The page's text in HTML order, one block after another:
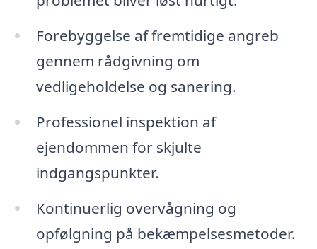
Forebyggelse af fremtidige angreb
gennem rådgivning om
vedligeholdelse og sanering.
Professionel inspektion af
ejendommen for skjulte
indgangspunkter.
Kontinuerlig overvågning og
opfølgning på bekæmpelsesmetoder.